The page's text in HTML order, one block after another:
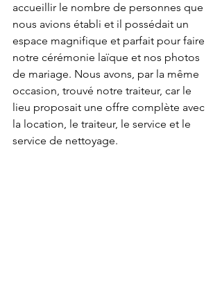
accueillir le nombre de personnes que
nous avions établi et il possédait un
espace magnifique et parfait pour faire
notre cérémonie laïque et nos photos
de mariage. Nous avons, par la même
occasion, trouvé notre traiteur, car le
lieu proposait une offre complète avec
la location, le traiteur, le service et le
service de nettoyage.